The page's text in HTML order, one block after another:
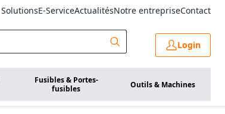
SolutionsE-ServiceActualitésNotre entrepriseContact
Login
Fusibles & Portes-
fusibles
Outils & Machines